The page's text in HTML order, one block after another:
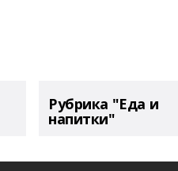
Рубрика "Еда и
напитки"